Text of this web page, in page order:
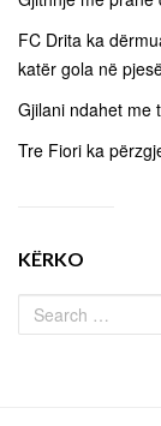
FC Drita ka
katër gola në
Gjilani ndahet me
Tre Fiori ka
KËRKO